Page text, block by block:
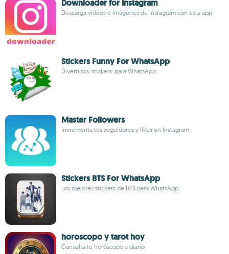
Downloader for Instagram
Descarga vídeos e imágenes de Instagram con esta app
Stickers Funny For WhatsApp
Divertidos 'stickers' para WhatsApp
Master Followers
Incrementa tus seguidores y likes en Instagram
Stickers BTS For WhatsApp
Los mejores stickers de BTS para WhatsApp
horoscopo y tarot hoy
Consulta tu horóscopo a diario